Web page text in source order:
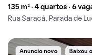
135 m² · 4 quartos · 6
Rua Saracá, Parada de
Anúncio novo Baixou